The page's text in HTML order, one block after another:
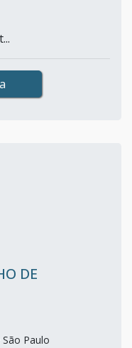
DE
Paulo